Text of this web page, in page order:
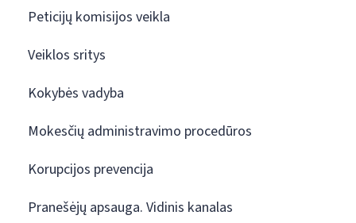
Peticijų komisijos veikla
Veiklos sritys
Kokybės vadyba
Mokesčių administravimo procedūros
Korupcijos prevencija
Pranešėjų apsauga. Vidinis kanalas